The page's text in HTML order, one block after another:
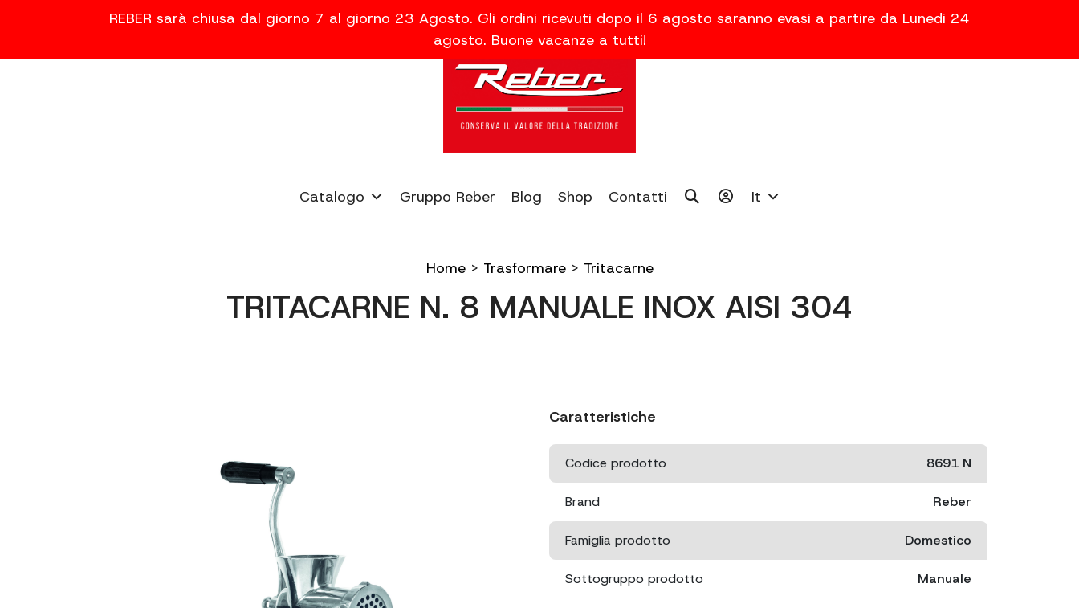
REBER sarà chiusa dal giorno 7 al giorno 23 Agosto. Gli ordini ricevuti dopo il 6 agosto saranno evasi a partire da Lunedi 24
agosto. Buone vacanze a tutti!
Catalogo Gruppo Reber Blog Shop Contatti It
Home> Trasformare> Tritacarne
TRITACARNE N. 8 MANUALE INOX AISI 304
Caratteristiche
Codice prodotto 8691 N
Brand Reber
Famiglia prodotto Domestico
Sottogruppo prodotto Manuale